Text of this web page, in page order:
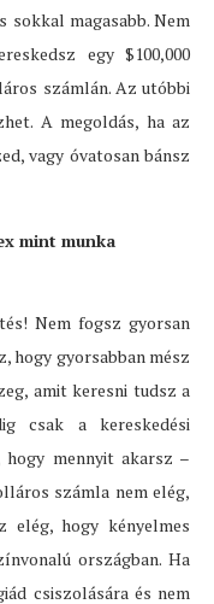
sokkal magasabb. Nem
egy $100,000
számlán. Az utóbbi
A megoldás, ha az
vagy óvatosan bánsz
mint munka
Nem fogsz gyorsan
hogy gyorsabban mész
amit keresni tudsz a
csak a kereskedési
mennyit akarsz –
számla nem elég,
elég, hogy kényelmes
országban. Ha
csiszolására és nem